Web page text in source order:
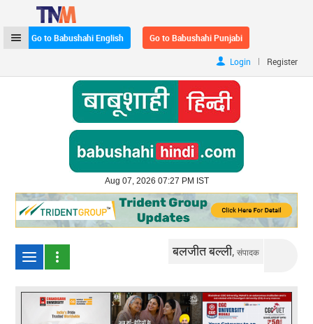
Go to Babushahi English Go to Babushahi Punjabi
Login | Register
Aug 07, 2026 07:27 PM IST
बलजीत बल्ली,संपादक